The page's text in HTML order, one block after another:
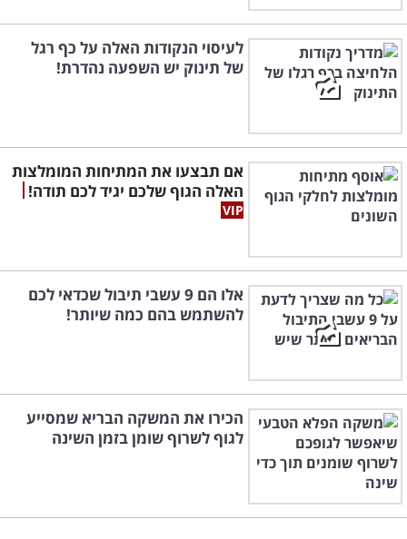
לעיסוי הנקודות האלה על כף רגל
של תינוק יש השפעה נהדרת!
אם תבצעו את המתיחות המומלצות
האלה הגוף שלכם יגיד לכם תודה!
אלו הם 9 עשבי תיבול שכדאי לכם
להשתמש בהם כמה שיותר!
הכירו את המשקה הבריא שמסייע
לגוף לשרוף שומן בזמן השינה